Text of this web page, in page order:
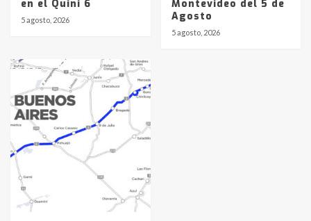
en el Quini 6
5 agosto, 2026
Montevideo del 5 de
Agosto
5 agosto, 2026